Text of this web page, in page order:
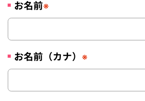
お名前※
お名前（カナ） ※